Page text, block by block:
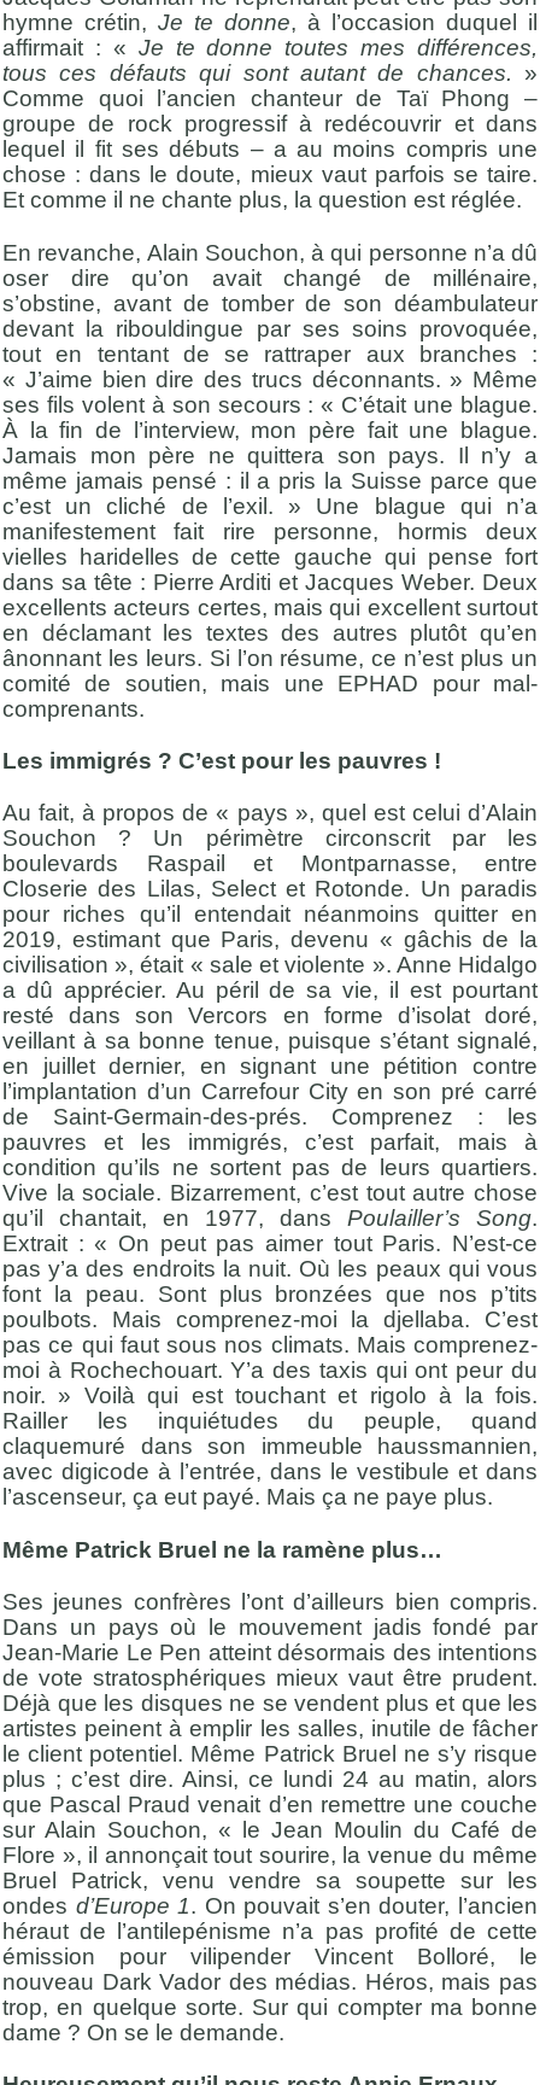
hymne crétin, Je te donne, à l’occasion duquel il
affirmait : « Je te donne toutes mes différences,
tous ces défauts qui sont autant de chances. »
Comme quoi l’ancien chanteur de Taï Phong –
groupe de rock progressif à redécouvrir et dans
lequel il fit ses débuts – a au moins compris une
chose : dans le doute, mieux vaut parfois se taire.
Et comme il ne chante plus, la question est réglée.
En revanche, Alain Souchon, à qui personne n’a dû
oser dire qu’on avait changé de millénaire,
s’obstine, avant de tomber de son déambulateur
devant la ribouldingue par ses soins provoquée,
tout en tentant de se rattraper aux branches :
« J’aime bien dire des trucs déconnants. » Même
ses fils volent à son secours : « C’était une blague.
À la fin de l’interview, mon père fait une blague.
Jamais mon père ne quittera son pays. Il n’y a
même jamais pensé : il a pris la Suisse parce que
c’est un cliché de l’exil. » Une blague qui n’a
manifestement fait rire personne, hormis deux
vielles haridelles de cette gauche qui pense fort
dans sa tête : Pierre Arditi et Jacques Weber. Deux
excellents acteurs certes, mais qui excellent surtout
en déclamant les textes des autres plutôt qu’en
ânonnant les leurs. Si l’on résume, ce n’est plus un
comité de soutien, mais une EPHAD pour mal-
comprenants.
Les immigrés ? C’est pour les pauvres !
Au fait, à propos de « pays », quel est celui d’Alain
Souchon ? Un périmètre circonscrit par les
boulevards Raspail et Montparnasse, entre
Closerie des Lilas, Select et Rotonde. Un paradis
pour riches qu’il entendait néanmoins quitter en
2019, estimant que Paris, devenu « gâchis de la
civilisation », était « sale et violente ». Anne Hidalgo
a dû apprécier. Au péril de sa vie, il est pourtant
resté dans son Vercors en forme d’isolat doré,
veillant à sa bonne tenue, puisque s’étant signalé,
en juillet dernier, en signant une pétition contre
l’implantation d’un Carrefour City en son pré carré
de Saint-Germain-des-prés. Comprenez : les
pauvres et les immigrés, c’est parfait, mais à
condition qu’ils ne sortent pas de leurs quartiers.
Vive la sociale. Bizarrement, c’est tout autre chose
qu’il chantait, en 1977, dans Poulailler’s Song.
Extrait : « On peut pas aimer tout Paris. N’est-ce
pas y’a des endroits la nuit. Où les peaux qui vous
font la peau. Sont plus bronzées que nos p’tits
poulbots. Mais comprenez-moi la djellaba. C’est
pas ce qui faut sous nos climats. Mais comprenez-
moi à Rochechouart. Y’a des taxis qui ont peur du
noir. » Voilà qui est touchant et rigolo à la fois.
Railler les inquiétudes du peuple, quand
claquemuré dans son immeuble haussmannien,
avec digicode à l’entrée, dans le vestibule et dans
l’ascenseur, ça eut payé. Mais ça ne paye plus.
Même Patrick Bruel ne la ramène plus…
Ses jeunes confrères l’ont d’ailleurs bien compris.
Dans un pays où le mouvement jadis fondé par
Jean-Marie Le Pen atteint désormais des intentions
de vote stratosphériques mieux vaut être prudent.
Déjà que les disques ne se vendent plus et que les
artistes peinent à emplir les salles, inutile de fâcher
le client potentiel. Même Patrick Bruel ne s’y risque
plus ; c’est dire. Ainsi, ce lundi 24 au matin, alors
que Pascal Praud venait d’en remettre une couche
sur Alain Souchon, « le Jean Moulin du Café de
Flore », il annonçait tout sourire, la venue du même
Bruel Patrick, venu vendre sa soupette sur les
ondes d’Europe 1. On pouvait s’en douter, l’ancien
héraut de l’antilepénisme n’a pas profité de cette
émission pour vilipender Vincent Bolloré, le
nouveau Dark Vador des médias. Héros, mais pas
trop, en quelque sorte. Sur qui compter ma bonne
dame ? On se le demande.